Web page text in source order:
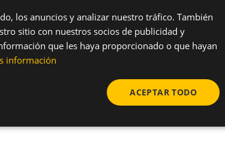
SPANISH
los anuncios y analizar nuestro tráfico. También
sitio con nuestros socios de publicidad y
que les haya proporcionado o que hayan
información
ACEPTAR TODO